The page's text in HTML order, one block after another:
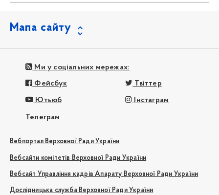
Мапа сайту
Ми у соціальних мережах:
Фейсбук Твіттер
Ютьюб Інстаграм
Телеграм
Вебпортал Верховної Ради України
Вебсайти комітетів Верховної Ради України
Вебсайт Управління кадрів Апарату Верховної Ради України
Дослідницька служба Верховної Ради України